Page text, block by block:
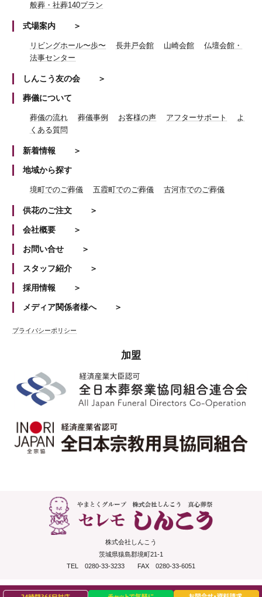
般葬・社葬140プラン
式場案内
リビングホール〜歩〜 長井戸会館 山崎会館
仏壇会館・
法事センター
しんこう友の会
葬儀について
葬儀の流れ 葬儀事例 お客様の声 アフターサポート
よ
くある質問
新着情報
地域から探す
境町でのご葬儀 五霞町でのご葬儀 古河市でのご葬儀
供花のご注文
会社概要
お問い合せ
スタッフ紹介
採用情報
メディア関係者様へ
プライバシーポリシー
加盟
株式会社しんこう
茨城県猿島郡境町21-1
TEL 0280-33-3233 FAX 0280-33-6051